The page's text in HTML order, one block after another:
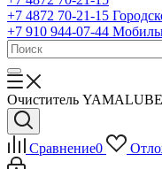
+7 4872 70-21-15
+7 910 944-07-44
Очиститель
Сравнение0